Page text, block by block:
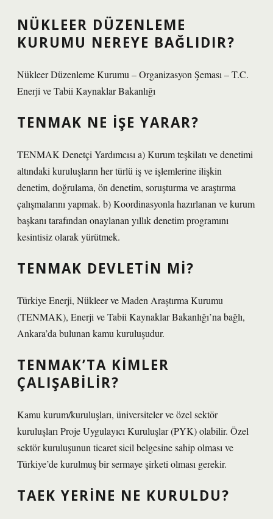
NÜKLEER DÜZENLEME
KURUMU NEREYE BAĞLIDIR?
Nükleer Düzenleme Kurumu – Organizasyon Şeması – T.C.
Enerji ve Tabii Kaynaklar Bakanlığı
TENMAK NE IŞE YARAR?
TENMAK Denetçi Yardımcısı a) Kurum teşkilatı ve denetimi
altındaki kuruluşların her türlü iş ve işlemlerine ilişkin
denetim, doğrulama, ön denetim, soruşturma ve araştırma
çalışmalarını yapmak. b) Koordinasyonla hazırlanan ve kurum
başkanı tarafından onaylanan yıllık denetim programını
kesintisiz olarak yürütmek.
TENMAK DEVLETIN MI?
Türkiye Enerji, Nükleer ve Maden Araştırma Kurumu
(TENMAK), Enerji ve Tabii Kaynaklar Bakanlığı’na bağlı,
Ankara’da bulunan kamu kuruluşudur.
TENMAK’TA KIMLER
ÇALIŞABILIR?
Kamu kurum/kuruluşları, üniversiteler ve özel sektör
kuruluşları Proje Uygulayıcı Kuruluşlar (PYK) olabilir. Özel
sektör kuruluşunun ticaret sicil belgesine sahip olması ve
Türkiye’de kurulmuş bir sermaye şirketi olması gerekir.
TAEK YERINE NE KURULDU?